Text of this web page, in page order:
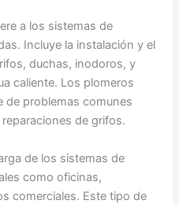
a los sistemas de
Incluye la instalación y el
duchas, inodoros, y
caliente. Los plomeros
de problemas comunes
de grifos.
de los sistemas de
como oficinas,
comerciales. Este tipo de